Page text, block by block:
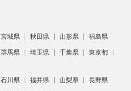
宮城県 秋田県 山形県 福島県
群馬県 埼玉県 千葉県
東京都
石川県 福井県 山梨県 長野県